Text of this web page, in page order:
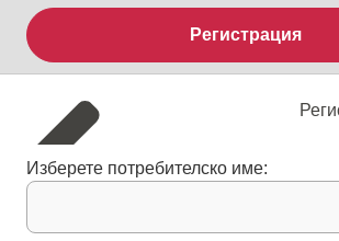
Регистрация
Изберете потребителско име: